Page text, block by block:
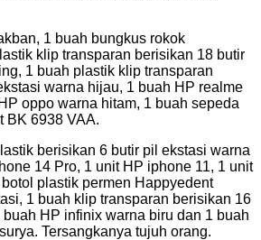
1 buah bungkus rokok
klip transparan berisikan 18 butir
1 buah plastik klip transparan
warna hijau, 1 buah HP realme
oppo warna hitam, 1 buah sepeda
BK 6938 VAA.
berisikan 6 butir pil ekstasi warna
14 Pro, 1 unit HP iphone 11, 1 unit
plastik permen Happyedent
1 buah klip transparan berisikan 16
HP infinix warna biru dan 1 buah
Tersangkanya tujuh orang.